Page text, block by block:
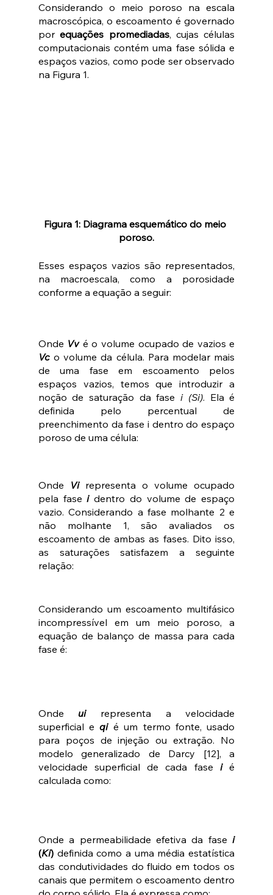
Considerando o meio poroso na escala
macroscópica, o escoamento é governado
por equações promediadas, cujas células
computacionais contém uma fase sólida e
espaços vazios, como pode ser observado
na Figura 1.
Figura 1: Diagrama esquemático do meio
poroso.
Esses espaços vazios são representados,
na macroescala, como a porosidade
conforme a equação a seguir:
Onde Vv
Vc o volume da célula. Para modelar mais
de uma fase em escoamento pelos
espaços vazios, temos que introduzir a
noção de saturação da fase i (Si). Ela é
definida pelo percentual de
preenchimento da fase i dentro do espaço
poroso de uma célula:
Onde Vi representa o volume ocupado
pela fase i dentro do volume de espaço
vazio. Considerando a fase molhante 2 e
não molhante 1, são avaliados os
escoamento de ambas as fases. Dito isso,
as saturações satisfazem a seguinte
relação:
Considerando um escoamento multifásico
incompressível em um meio poroso, a
equação de balanço de massa para cada
fase é:
Onde ui representa a velocidade
superficial e qi é um termo fonte, usado
para poços de injeção ou extração. No
modelo generalizado de Darcy [12], a
velocidade superficial de cada fase i é
calculada como:
Onde a permeabilidade efetiva da fase i
(Ki) definida como a uma média estatística
das condutividades do fluido em todos os
canais que permitem o escoamento dentro